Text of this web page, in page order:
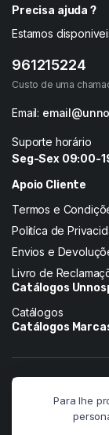
Precisa ajuda ?
Estamos
961215224
Custo de uma
Email:
Suporte horário
Seg-Sex 09:00-
Apoio Cliente
Termos e
Politíca de
Envios e
Livro de
Catálogos
Catálogos
Catálogos
Siga-nos nas
Para lhe